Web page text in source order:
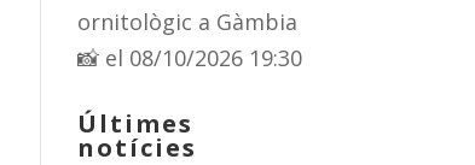
ornitològic a Gàmbia
📸 el 08/10/2026 19:30
Últimes
notícies